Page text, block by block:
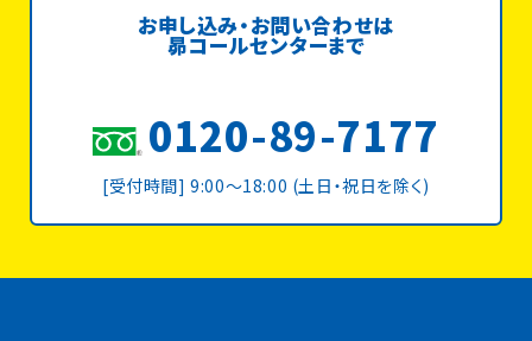
お申し込み・お問い合わせは
昴コールセンターまで
0120-89-7177
[受付時間] 9:00〜18:00 (土日・祝日を除く)